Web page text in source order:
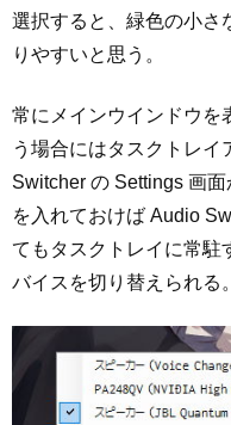
選択すると、緑色の小さ
りやすいと思う。
常にメインウインドウを
う場合にはタスクトレ
Switcher の Settings 画
を入れておけば Audio
てもタスクトレイに常駐
バイスを切り替えられる。